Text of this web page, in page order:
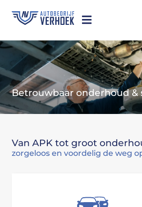
Betrouwbaar onderhoud &
Van APK tot groot
zorgeloos en voordelig de weg